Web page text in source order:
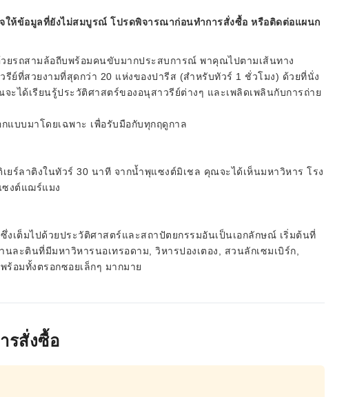
ห้ข้อมูลที่ยังไม่สมบูรณ์ โปรดพิจารณาก่อนทำการสั่งซื้อ หรือติดต่อแผนก
ยรถสามล้อถีบพร้อมคนขับมากประสบการณ์ พาคุณไปตามเส้นทาง
ย์ที่สวยงามที่สุดกว่า 20 แห่งของปารีส (สำหรับทัวร์ 1 ชั่วโมง) ด้วยที่นั่ง
ะได้เรียนรู้ประวัติศาสตร์ของอนุสาวรีย์ต่างๆ และเพลิดเพลินกับการถ่าย
บบมาโดยเฉพาะ เพื่อรับมือกับทุกฤดูกาล
ยร์ลาติงในทัวร์ 30 นาที จากน้ำพุแซงต์มิเชล คุณจะได้เห็นมหาวิหาร โรง
งต์แฌร์แมง
งเต็มไปด้วยประวัติศาสตร์และสถาปัตยกรรมอันเป็นเอกลักษณ์ เริ่มต้นที่
ะตินที่มีมหาวิหารนอเทรอดาม, วิหารปองเตอง, สวนลักเซมเบิร์ก,
อมทั้งตรอกซอยเล็กๆ มากมาย
รสั่งซื้อ